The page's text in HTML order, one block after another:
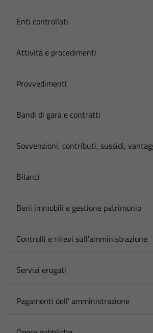
Enti controllati
Attività e procedimenti
Provvedimenti
Bandi di gara e contratti
Sovvenzioni, contributi, sussidi,
Bilanci
Beni immobili e gestione patrimonio
Controlli e rilievi sull'amministrazione
Servizi erogati
Pagamenti dell' amministrazione